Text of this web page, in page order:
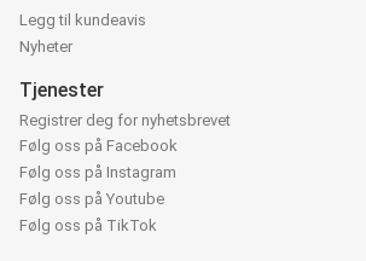
Legg til kundeavis
Nyheter
Tjenester
Registrer deg for nyhetsbrevet
Følg oss på Facebook
Følg oss på Instagram
Følg oss på Youtube
Følg oss på TikTok